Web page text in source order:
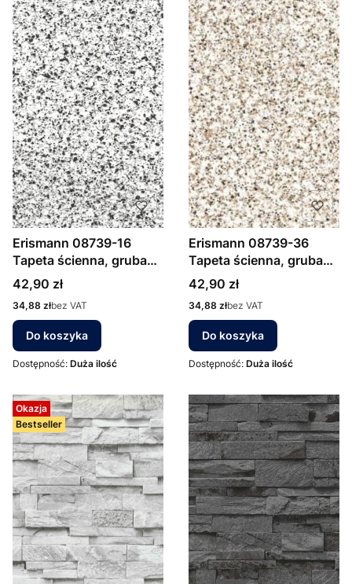
Erismann 08739-16
Tapeta ścienna, gruba
kryjąca kaszka ciemno
szara
Cena
42,90 zł
Cena
34,88 złbez VAT
Do koszyka
Dostępność: Duża ilość
Erismann 08739-36
Tapeta ścienna, gruba
kryjąca kaszka brązowa
Cena
42,90 zł
Cena
34,88 złbez VAT
Do koszyka
Dostępność: Duża ilość
Okazja
Bestseller